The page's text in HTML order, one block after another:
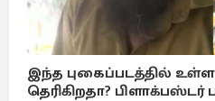
இந்த புகைப்படத்தில் உள்ள
தெரிகிறதா? பிளாக்பஸ்டர்